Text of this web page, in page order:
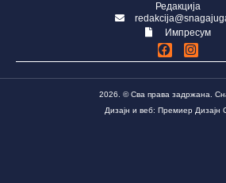
Редакција
Импресум
2026. © Сва права задржана.
Дизајн и веб: Премиер Дизајн